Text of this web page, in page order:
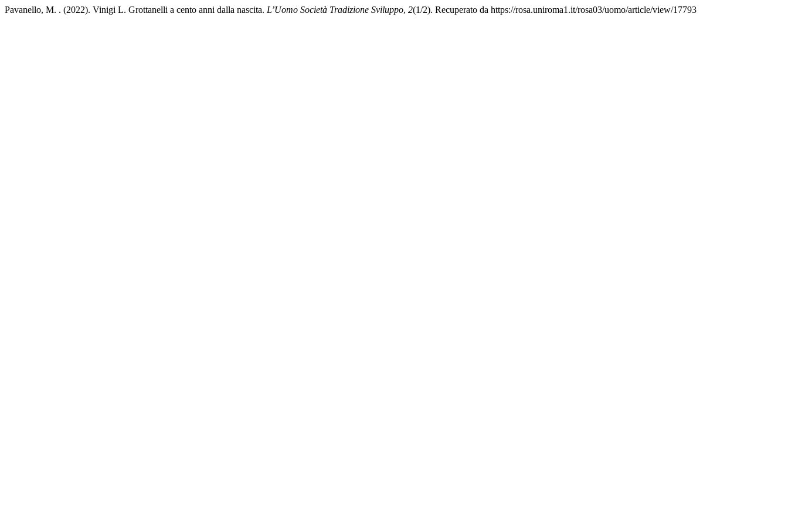
Pavanello, M. . (2022). Vinigi L. Grottanelli a cento anni dalla nascita. L’Uomo Società Tradizione Sviluppo, 2(1/2). Recuperato da https://rosa.uniroma1.it/rosa03/uomo/article/view/17793